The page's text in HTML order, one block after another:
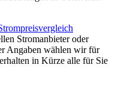
Stromanbieter oder
Angaben wählen wir für
in Kürze alle für Sie